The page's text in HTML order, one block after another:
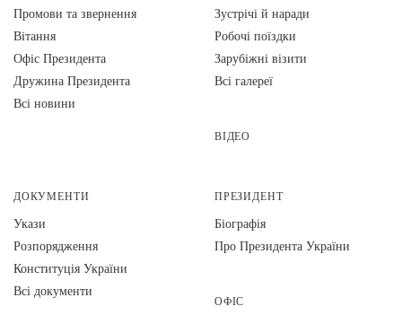
Промови та звернення
Вiтання
Офіс Президента
Дружина Президента
Всі новини
Зустрічі й наради
Робочі поїздки
Зарубіжні візити
Всі галереї
ВІДЕО
ДОКУМЕНТИ
Укази
Розпорядження
Конституція України
Всі документи
ПРЕЗИДЕНТ
Біографія
Про Президента України
ОФІС